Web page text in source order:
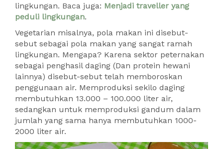
lingkungan. Baca juga: Menjadi traveller yang
peduli lingkungan.
Vegetarian misalnya, pola makan ini disebut-
sebut sebagai pola makan yang sangat ramah
lingkungan. Mengapa? Karena sektor peternakan
sebagai penghasil daging (Dan protein hewani
lainnya) disebut-sebut telah memboroskan
penggunaan air. Memproduksi sekilo daging
membutuhkan 13.000 – 100.000 liter air,
sedangkan untuk memproduksi gandum dalam
jumlah yang sama hanya membutuhkan 1000-
2000 liter air.